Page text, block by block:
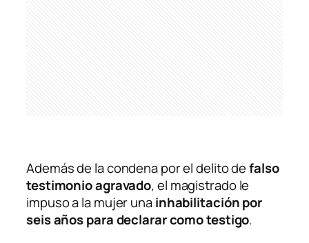
Además de la condena por el delito defalso
testimonio agravado, el magistrado le
impuso a la mujer unainhabilitación por
seis años para declarar como testigo.